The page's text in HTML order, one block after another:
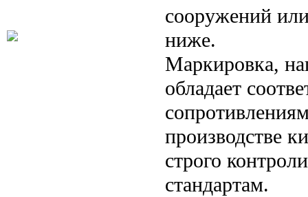
сооружений
ниже.
Маркировка,
обладает
производстве
строго
стандартам.